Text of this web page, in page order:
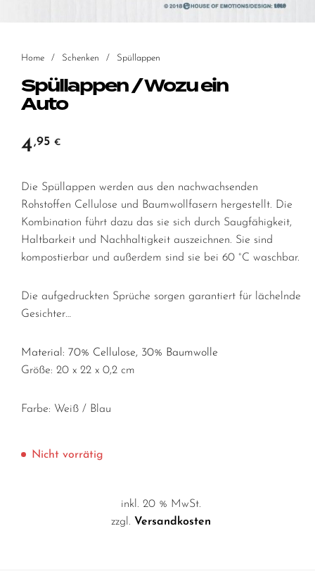
Home / Schenken / Spüllappen
Spüllappen / Wozu ein
Auto
4,95 €
Die Spüllappen werden aus den nachwachsenden
Rohstoffen Cellulose und Baumwollfasern hergestellt. Die
Kombination führt dazu das sie sich durch Saugfähigkeit,
Haltbarkeit und Nachhaltigkeit auszeichnen. Sie sind
kompostierbar und außerdem sind sie bei 60 °C waschbar.
Die aufgedruckten Sprüche sorgen garantiert für lächelnde
Gesichter…
Material: 70% Cellulose, 30% Baumwolle
Größe: 20 x 22 x 0,2 cm
Farbe: Weiß / Blau
Nicht vorrätig
inkl. 20 % MwSt.
zzgl. Versandkosten